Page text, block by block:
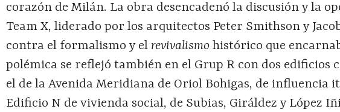
corazón de Milán. La obra desencadenó la discusión y la
Team X, liderado por los arquitectos Peter Smithson y
contra el formalismo y el revivalismo histórico que
polémica se reflejó también en el Grup R con dos edificios
el de la Avenida Meridiana de Oriol Bohigas, de influencia
Edificio N de vivienda social, de Subias, Giráldez y López